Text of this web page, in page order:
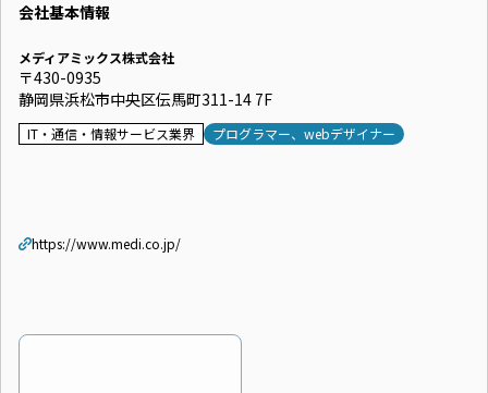
会社基本情報
メディアミックス株式会社
〒430-0935
静岡県浜松市中央区伝馬町311-14 7F
IT・通信・情報サービス業界 プログラマー、webデザイナー
https://www.medi.co.jp/